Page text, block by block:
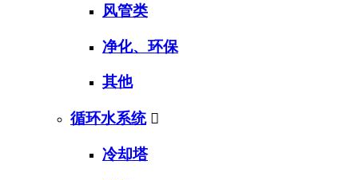
风管类
净化、环保
其他
循环水系统 
冷却塔